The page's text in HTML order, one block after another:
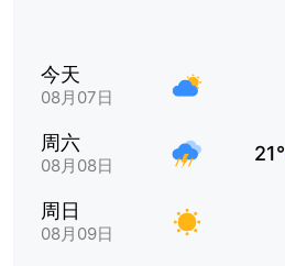
今天
08月07日
周六
08月08日
21°
周日
08月09日